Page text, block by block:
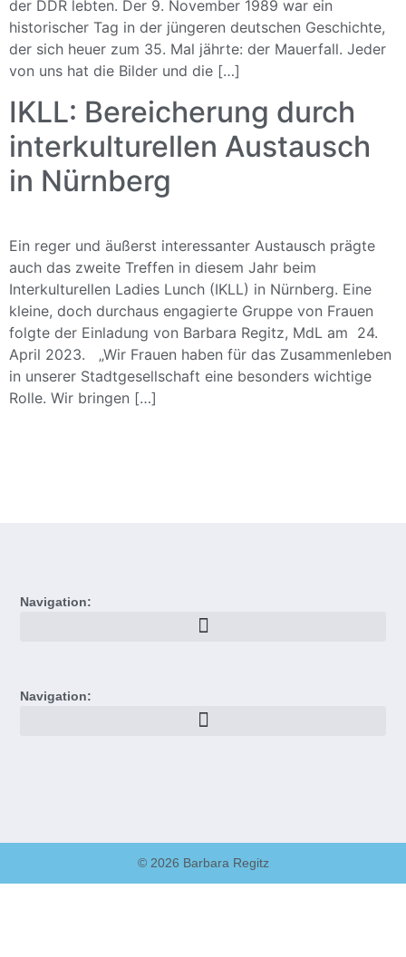
der DDR lebten. Der 9. November 1989 war ein
historischer Tag in der jüngeren deutschen Geschichte,
der sich heuer zum 35. Mal jährte: der Mauerfall. Jeder
von uns hat die Bilder und die […]
IKLL: Bereicherung durch
interkulturellen Austausch
in Nürnberg
Ein reger und äußerst interessanter Austausch prägte
auch das zweite Treffen in diesem Jahr beim
Interkulturellen Ladies Lunch (IKLL) in Nürnberg. Eine
kleine, doch durchaus engagierte Gruppe von Frauen
folgte der Einladung von Barbara Regitz, MdL am 24.
April 2023. „Wir Frauen haben für das Zusammenleben
in unserer Stadtgesellschaft eine besonders wichtige
Rolle. Wir bringen […]
Navigation:
Navigation:
© 2026 Barbara Regitz